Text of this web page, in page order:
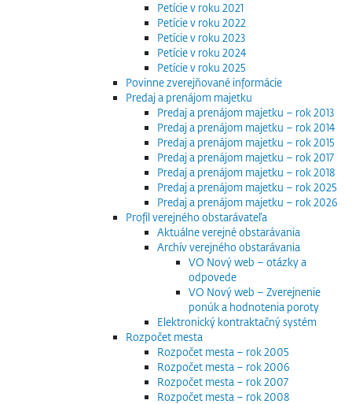
Petície v roku 2021
Petície v roku 2022
Petície v roku 2023
Petície v roku 2024
Petície v roku 2025
Povinne zverejňované informácie
Predaj a prenájom majetku
Predaj a prenájom majetku – rok 2013
Predaj a prenájom majetku – rok 2014
Predaj a prenájom majetku – rok 2015
Predaj a prenájom majetku – rok 2017
Predaj a prenájom majetku – rok 2018
Predaj a prenájom majetku – rok 2025
Predaj a prenájom majetku – rok 2026
Profil verejného obstarávateľa
Aktuálne verejné obstarávania
Archív verejného obstarávania
VO Nový web – otázky a
odpovede
VO Nový web – Zverejnenie
ponúk a hodnotenia poroty
Elektronický kontraktačný systém
Rozpočet mesta
Rozpočet mesta – rok 2005
Rozpočet mesta – rok 2006
Rozpočet mesta – rok 2007
Rozpočet mesta – rok 2008